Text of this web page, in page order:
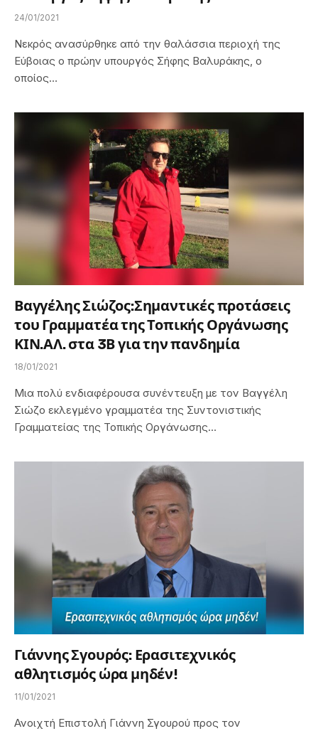
24/01/2021
Νεκρός ανασύρθηκε από την θαλάσσια περιοχή της
Εύβοιας ο πρώην υπουργός Σήφης Βαλυράκης, ο
οποίος…
Βαγγέλης Σιώζος:Σημαντικές προτάσεις
του Γραμματέα της Τοπικής Οργάνωσης
ΚΙΝ.ΑΛ. στα 3Β για την πανδημία
18/01/2021
Μια πολύ ενδιαφέρουσα συνέντευξη με τον Βαγγέλη
Σιώζο εκλεγμένο γραμματέα της Συντονιστικής
Γραμματείας της Τοπικής Οργάνωσης…
Γιάννης Σγουρός: Ερασιτεχνικός
αθλητισμός ώρα μηδέν!
11/01/2021
Ανοιχτή Επιστολή Γιάννη Σγουρού προς τον